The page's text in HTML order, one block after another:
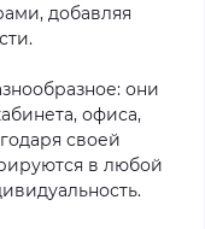
добавляя
они
офиса,
своей
в любой